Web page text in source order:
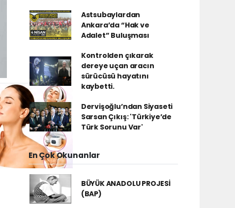
Astsubaylardan
Ankara’da “Hak ve
Adalet” Buluşması
Kontrolden çıkarak
dereye uçan aracın
sürücüsü hayatını
kaybetti.
Dervişoğlu’ndan Siyaseti
Sarsan Çıkış: 'Türkiye’de
Türk Sorunu Var'
En Çok Okunanlar
BÜYÜK ANADOLU PROJESİ
(BAP)